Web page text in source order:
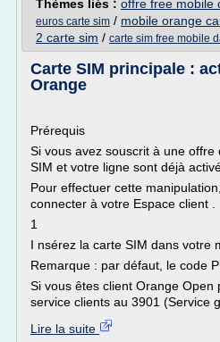
Thèmes liés : offre free mobile
euros carte sim / mobile orange
2 carte sim / carte sim free mobile
Carte SIM principale :
Orange
Prérequis
Si vous avez souscrit à une
SIM et votre ligne sont déjà
Pour effectuer cette
connecter à votre Espace client .
1
I nsérez la carte SIM dans votre
Remarque : par défaut, le code
Si vous êtes client Orange Open
service clients au 3901 (Service
Lire la suite